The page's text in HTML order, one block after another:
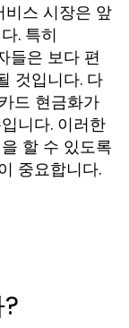
비스 시장은 앞
. 특히
들은 보다 편
것입니다. 다
드 현금화가
니다. 이러한
할 수 있도록
중요합니다.